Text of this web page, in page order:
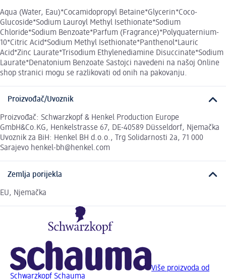
Aqua (Water, Eau)*Cocamidopropyl Betaine*Glycerin*Coco-
Glucoside*Sodium Lauroyl Methyl Isethionate*Sodium
Chloride*Sodium Benzoate*Parfum (Fragrance)*Polyquaternium-
10*Citric Acid*Sodium Methyl Isethionate*Panthenol*Lauric
Acid*Zinc Laurate*Trisodium Ethylenediamine Disuccinate*Sodium
Laurate*Denatonium Benzoate Sastojci navedeni na našoj Online
shop stranici mogu se razlikovati od onih na pakovanju.
Proizvođač/Uvoznik
Proizvođač: Schwarzkopf & Henkel Production Europe
GmbH&Co.KG, Henkelstrasse 67, DE-40589 Düsseldorf, Njemačka
Uvoznik za BiH: Henkel BH d.o.o., Trg Solidarnosti 2a, 71 000
Sarajevo henkel-bh@henkel.com
Zemlja porijekla
EU, Njemačka
Više proizvoda od
Schwarzkopf Schauma